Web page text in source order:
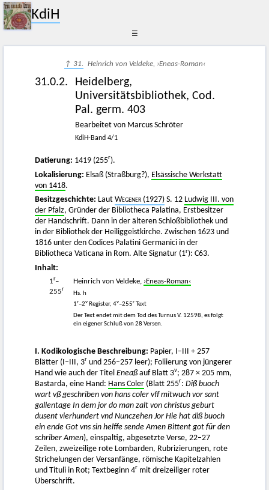
KdiH
☰
↑ 31. Heinrich von Veldeke, ›Eneas-Roman‹
31.0.2.
Heidelberg,
Universitätsbibliothek, Cod.
Pal. germ. 403
Bearbeitet von Marcus Schröter
KdiH-Band 4/1
Datierung: 1419 (255r).
Lokalisierung: Elsaß (Straßburg?), Elsässische Werkstatt
von 1418.
Besitzgeschichte: Laut Wegener (1927) S. 12 Ludwig III. von
der Pfalz, Gründer der Bibliotheca Palatina, Erstbesitzer
der Handschrift. Dann in der älteren Schloßbibliothek und
in der Bibliothek der Heiliggeistkirche. Zwischen 1623 und
1816 unter den Codices Palatini Germanici in der
Bibliotheca Vaticana in Rom. Alte Signatur (1r): C63.
Inhalt:
1r–
255r
Heinrich von Veldeke, ›Eneas-Roman‹
Hs. h
1r–2v Register, 4v–255r Text
Der Text endet mit dem Tod des Turnus V. 12598, es folgt
ein eigener Schluß von 28 Versen.
I. Kodikologische Beschreibung: Papier, I–III + 257
Blätter (I–III, 3r und 256–257 leer); Foliierung von jüngerer
Hand wie auch der Titel Eneaß auf Blatt 3v; 287 × 205 mm,
Bastarda, eine Hand: Hans Coler (Blatt 255r: Diß buoch
wart vß geschriben von hans coler vff mitwuch vor sant
gallentage In dem jor do man zalt von christus geburt
dusent vierhundert vnd Nunczehen Jor Hie hat diß buoch
ein ende Got vns sin helffe sende Amen Bittent got für den
schriber Amen), einspaltig, abgesetzte Verse, 22–27
Zeilen, zweizeilige rote Lombarden, Rubrizierungen, rote
Strichelungen der Versanfänge, römische Kapitelzahlen
und Tituli in Rot; Textbeginn 4r mit dreizeiliger roter
Überschrift.